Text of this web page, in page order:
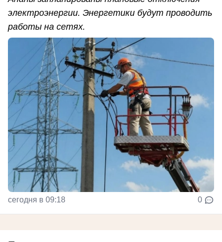
электроэнергии. Энергетики будут проводить
работы на сетях.
сегодня в 09:18 0